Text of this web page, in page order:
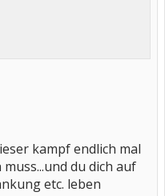
kampf endlich mal
du dich auf
etc. leben